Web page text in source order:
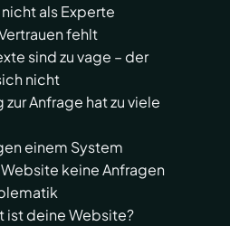
als Experte
fehlt
sind zu vage – der
nicht
Anfrage hat zu viele
einem System
keine Anfragen
ist deine Website?